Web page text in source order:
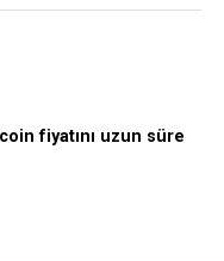
fiyatını uzun süre